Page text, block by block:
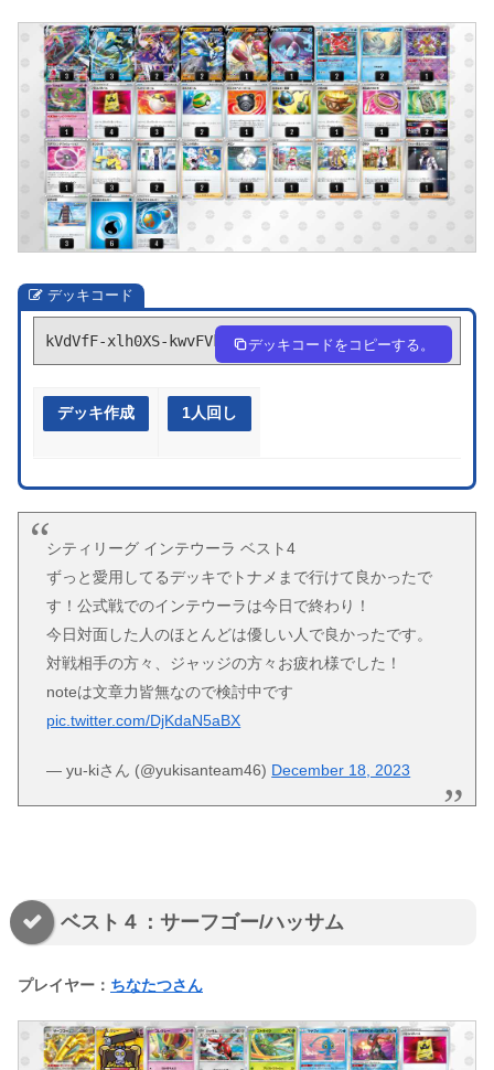
デッキコード
kVdVfF-xlh0XS-kwvFVk デッキコードをコピーする。
デッキ作成 1人回し
シティリーグ インテウーラ ベスト4
ずっと愛用してるデッキでトナメまで行けて良かったで
す！公式戦でのインテウーラは今日で終わり！
今日対面した人のほとんどは優しい人で良かったです。
対戦相手の方々、ジャッジの方々お疲れ様でした！
noteは文章力皆無なので検討中です
pic.twitter.com/DjKdaN5aBX
— yu-kiさん (@yukisanteam46) December 18, 2023
ベスト４：サーフゴー/ハッサム
プレイヤー： ちなたつさん